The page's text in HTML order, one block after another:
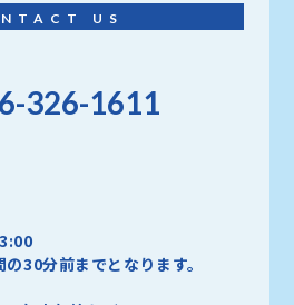
US
326-1611
30分前までとなります。